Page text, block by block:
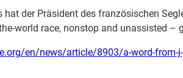
hat der Präsident des französischen
world race, nonstop and unassisted –
en/news/article/8903/a-word-from-